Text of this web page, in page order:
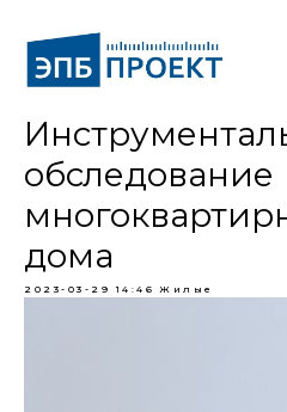
обследование
дома
2023-03-29 14:46 Жилые